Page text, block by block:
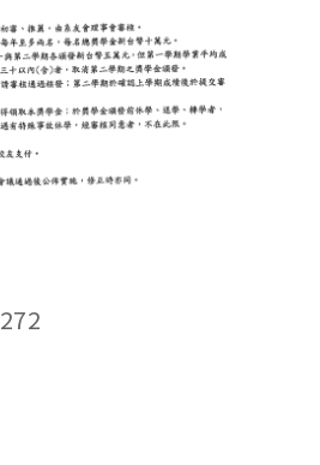
272